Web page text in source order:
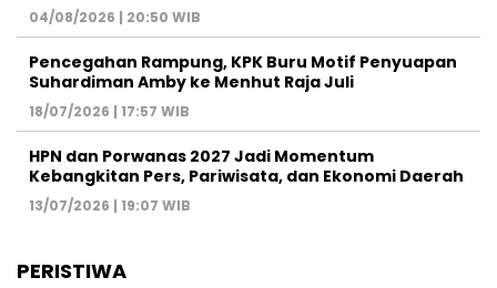
04/08/2026 | 20:50 WIB
Pencegahan Rampung, KPK Buru Motif Penyuapan
Suhardiman Amby ke Menhut Raja Juli
18/07/2026 | 17:57 WIB
HPN dan Porwanas 2027 Jadi Momentum
Kebangkitan Pers, Pariwisata, dan Ekonomi Daerah
13/07/2026 | 19:07 WIB
PERISTIWA